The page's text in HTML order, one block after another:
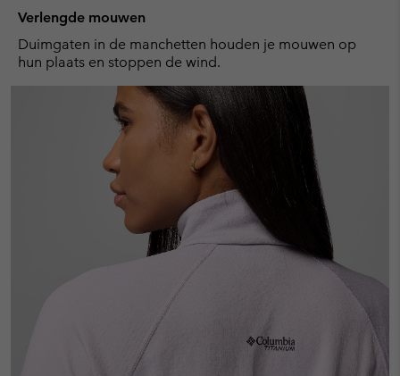
Verlengde mouwen
Duimgaten in de manchetten houden je mouwen op
hun plaats en stoppen de wind.